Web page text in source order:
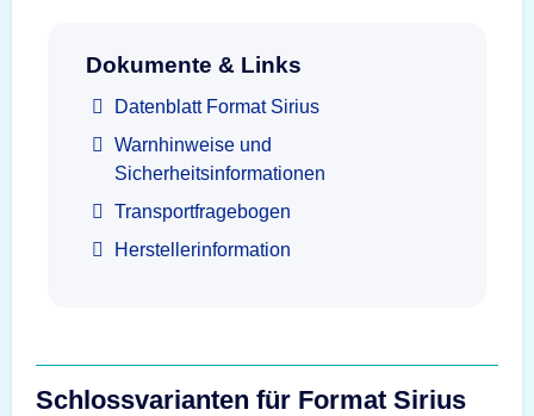
Dokumente & Links
Datenblatt Format Sirius
Warnhinweise und
Sicherheitsinformationen
Transportfragebogen
Herstellerinformation
Schlossvarianten für Format Sirius